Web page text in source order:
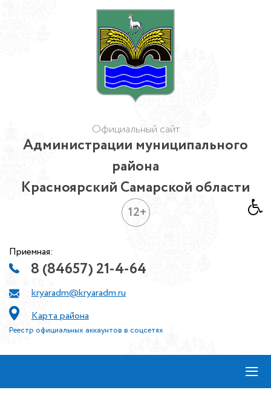
Официальный сайт
Администрации муниципального
района
Красноярский Самарской области
12+
Приемная:
8 (84657) 21-4-64
kryaradm@kryaradm.ru
Карта района
Реестр официальных аккаунтов в соцсетях
≡